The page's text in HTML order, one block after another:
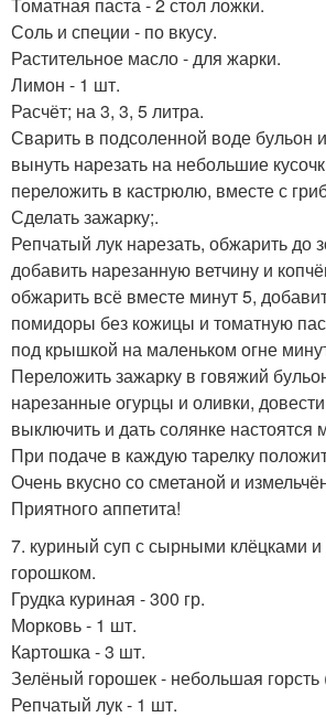
Соль и специи - по вкусу.
Растительное масло - для жарки.
Лимон - 1 шт.
Расчёт; на 3, 3, 5 литра.
Сварить в подсоленной воде бульон
вынуть нарезать на небольшие
переложить в кастрюлю, вместе с
Сделать зажарку;.
Репчатый лук нарезать, обжарить до
добавить нарезанную ветчину и
обжарить всё вместе минут 5,
помидоры без кожицы и томатную
под крышкой на маленьком огне
Переложить зажарку в говяжий
нарезанные огурцы и оливки,
выключить и дать солянке настоятся
При подаче в каждую тарелку
Очень вкусно со сметаной и
Приятного аппетита!
7. куриный суп с сырными клёцками
горошком.
Грудка куриная - 300 гр.
Морковь - 1 шт.
Картошка - 3 шт.
Зелёный горошек - небольшая
Репчатый лук - 1 шт.